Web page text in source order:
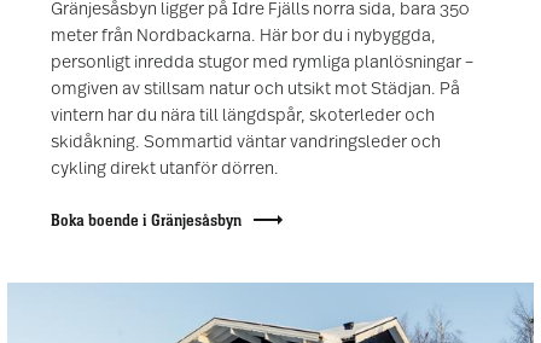
Gränjesåsbyn ligger på Idre Fjälls norra sida, bara 350
meter från Nordbackarna. Här bor du i nybyggda,
personligt inredda stugor med rymliga planlösningar –
omgiven av stillsam natur och utsikt mot Städjan. På
vintern har du nära till längdspår, skoterleder och
skidåkning. Sommartid väntar vandringsleder och
cykling direkt utanför dörren.
Boka boende i Gränjesåsbyn